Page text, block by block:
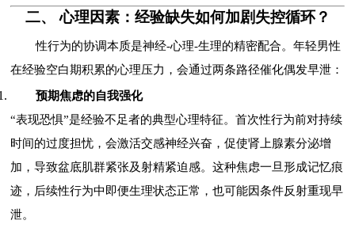
二、 心理因素：经验缺失如何加剧失控循环？
性行为的协调本质是神经-心理-生理的精密配合。年轻男性
在经验空白期积累的心理压力，会通过两条路径催化偶发早泄：
预期焦虑的自我强化
“表现恐惧”是经验不足者的典型心理特征。首次性行为前对持续
时间的过度担忧，会激活交感神经兴奋，促使肾上腺素分泌增
加，导致盆底肌群紧张及射精紧迫感。这种焦虑一旦形成记忆痕
迹，后续性行为中即便生理状态正常，也可能因条件反射重现早
泄。